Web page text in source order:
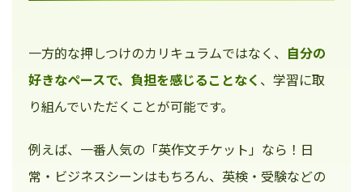
一方的な押しつけのカリキュラムではなく、 自分の
好きなペースで、負担を感じることなく 、学習に取
り組んでいただくことが可能です。
例えば、一番人気の「英作文チケット」なら！日
常・ビジネスシーンはもちろん、英検・受験などの